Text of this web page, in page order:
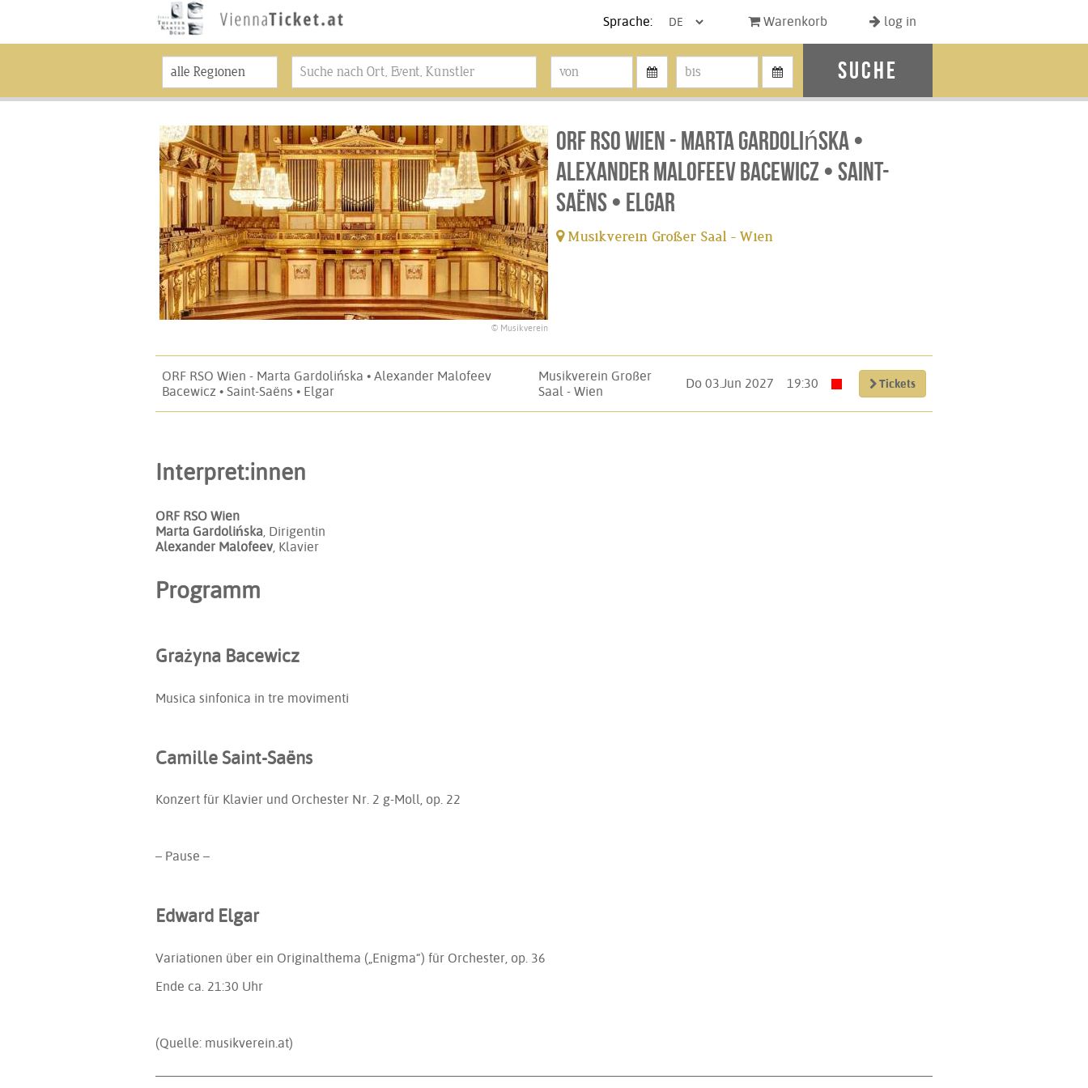
Sprache: Warenkorb log in
Suche
© Musikverein
ORF RSO Wien - Marta Gardolińska •
Alexander Malofeev Bacewicz • Saint-
Saëns • Elgar
Musikverein Großer Saal - Wien
ORF RSO Wien - Marta Gardolińska • Alexander Malofeev
Bacewicz • Saint-Saëns • Elgar
Musikverein Großer
Saal - Wien
Do 03.Jun 2027 19:30 Tickets
Interpret:innen
ORF RSO Wien
Marta Gardolińska, Dirigentin
Alexander Malofeev, Klavier
Programm
Grażyna Bacewicz
Musica sinfonica in tre movimenti
Camille Saint-Saëns
Konzert für Klavier und Orchester Nr. 2 g-Moll, op. 22
– Pause –
Edward Elgar
Variationen über ein Originalthema („Enigma“) für Orchester, op. 36
Ende ca. 21:30 Uhr
(Quelle: musikverein.at)